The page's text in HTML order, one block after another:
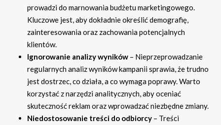
prowadzi do marnowania budżetu marketingowego.
Kluczowe jest, aby dokładnie określić demografię,
zainteresowania oraz zachowania potencjalnych
klientów.
Ignorowanie analizy wyników – Nieprzeprowadzanie
regularnych analiz wyników kampanii sprawia, że trudno
jest dostrzec, co działa, a co wymaga poprawy. Warto
korzystać z narzędzi analitycznych, aby oceniać
skuteczność reklam oraz wprowadzać niezbędne zmiany.
Niedostosowanie treści do odbiorcy – Treści